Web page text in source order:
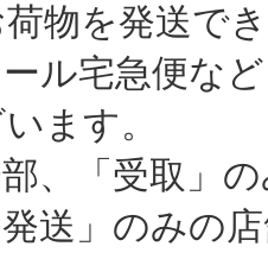
物を発送で
宅急便など
ます。
「受取」の
」のみの店